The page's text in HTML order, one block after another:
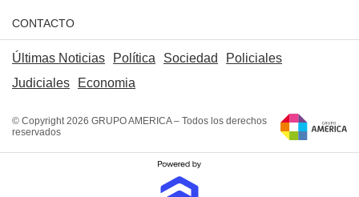
CONTACTO
Últimas Noticias Política Sociedad
Policiales
Judiciales
Economia
© Copyright 2026 GRUPO AMERICA – Todos los derechos
reservados